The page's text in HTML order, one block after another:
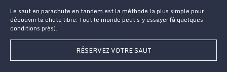
Le saut en parachute en tandem est la méthode la plus simple pour
découvrir la chute libre. Tout le monde peut s’y essayer (à quelques
conditions près).
RÉSERVEZ VOTRE SAUT